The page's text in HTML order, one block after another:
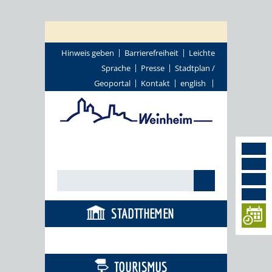
Hinweis geben Barrierefreiheit
Leichte
Sprache
Presse
Stadtplan /
Geoportal
Kontakt english
STADTTHEMEN
TOURISMUS